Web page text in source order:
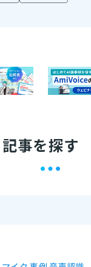
記事を探す